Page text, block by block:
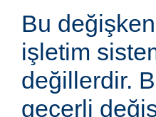
Bu
işletim
değillerdir.
geçerli